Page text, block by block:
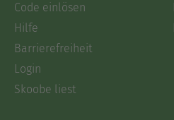
Code einlösen
Hilfe
Barrierefreiheit
Login
Skoobe liest